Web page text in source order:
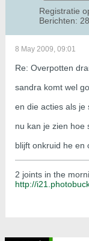
Registratie
Berichten:
8 May 2009, 09:01
Re: Overpotten
sandra komt wel
en die acties als je
nu kan je zien hoe
blijft onkruid he en
2 joints in the
http://